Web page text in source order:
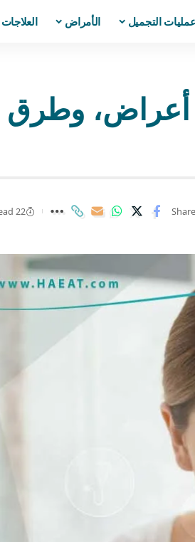
عمليات التجميل الأمراض العلاجات
| 7 أسباب، أعراض، وطرق
22 Min Read